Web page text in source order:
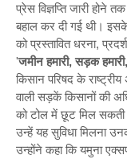
प्रेस विज्ञप्ति जारी होने
बहाल कर दी गई थी।
को प्रस्तावित धरना,
'जमीन हमारी, सड़क
किसान परिषद के
वाली सड़कें किसानों की
को टोल में छूट मिल सकती
उन्हें यह सुविधा मिलना
उन्होंने कहा कि यमुना